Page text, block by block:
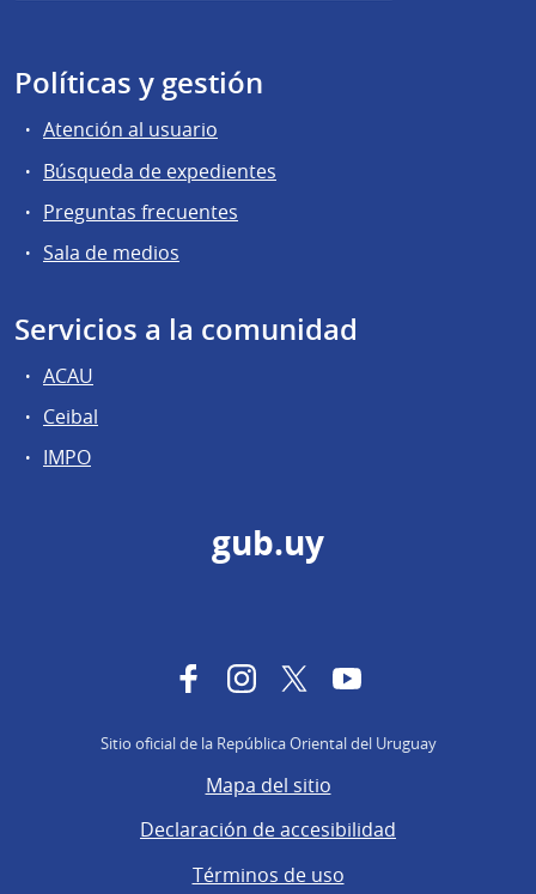
Políticas y gestión
Atención al usuario
Búsqueda de expedientes
Preguntas frecuentes
Sala de medios
Servicios a la comunidad
ACAU
Ceibal
IMPO
gub.uy
FacebookInstagram
TwitterYouTube
Sitio oficial de la República Oriental del Uruguay
Mapa del sitio
Declaración de accesibilidad
Términos de uso